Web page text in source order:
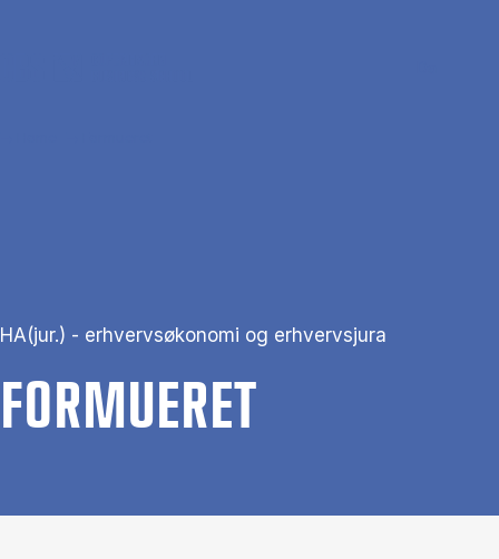
HA(jur.) - erhvervsøkonomi og erhvervsjura
FOR­MU­E­RET